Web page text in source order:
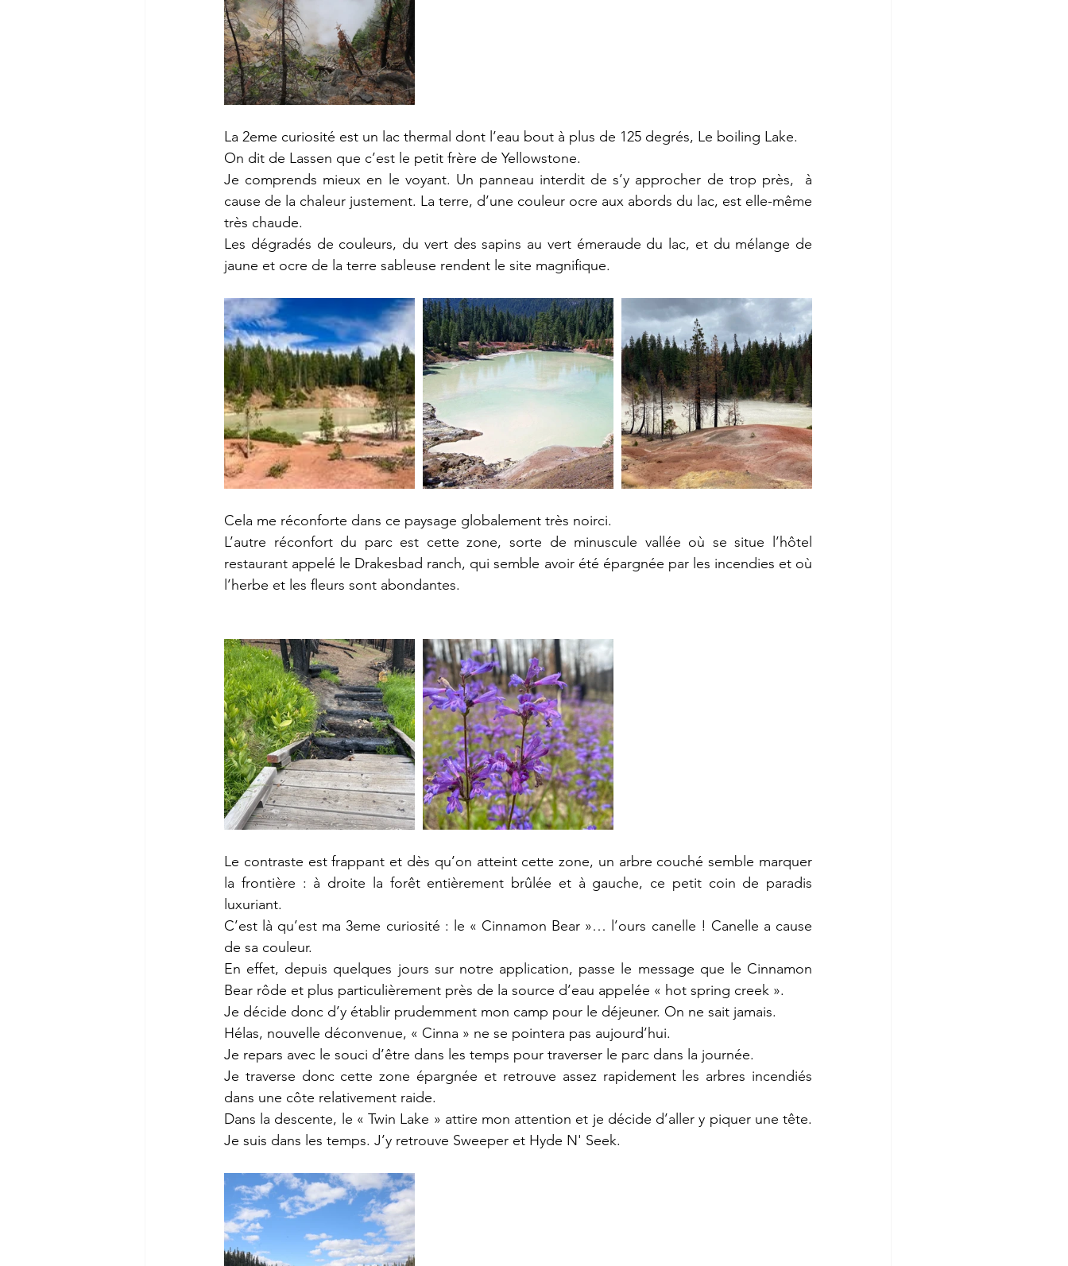
La 2eme curiosité est un lac thermal dont l’eau bout à plus de 125 degrés, Le boiling Lake.
On dit de Lassen que c’est le petit frère de Yellowstone.
Je comprends mieux en le voyant. Un panneau interdit de s’y approcher de trop près,  à
cause de la chaleur justement. La terre, d’une couleur ocre aux abords du lac, est elle-même
très chaude.
Les dégradés de couleurs, du vert des sapins au vert émeraude du lac, et du mélange de
jaune et ocre de la terre sableuse rendent le site magnifique.
Cela me réconforte dans ce paysage globalement très noirci.
L’autre réconfort du parc est cette zone, sorte de minuscule vallée où se situe l’hôtel
restaurant appelé le Drakesbad ranch, qui semble avoir été épargnée par les incendies et où
l’herbe et les fleurs sont abondantes.
Le contraste est frappant et dès qu’on atteint cette zone, un arbre couché semble marquer
la frontière : à droite la forêt entièrement brûlée et à gauche, ce petit coin de paradis
luxuriant.
C’est là qu’est ma 3eme curiosité : le « Cinnamon Bear »… l’ours canelle ! Canelle a cause
de sa couleur.
En effet, depuis quelques jours sur notre application, passe le message que le Cinnamon
Bear rôde et plus particulièrement près de la source d’eau appelée « hot spring creek ».
Je décide donc d’y établir prudemment mon camp pour le déjeuner. On ne sait jamais.
Hélas, nouvelle déconvenue, « Cinna » ne se pointera pas aujourd’hui.
Je repars avec le souci d’être dans les temps pour traverser le parc dans la journée.
Je traverse donc cette zone épargnée et retrouve assez rapidement les arbres incendiés
dans une côte relativement raide.
Dans la descente, le « Twin Lake » attire mon attention et je décide d’aller y piquer une tête.
Je suis dans les temps. J’y retrouve Sweeper et Hyde N' Seek.